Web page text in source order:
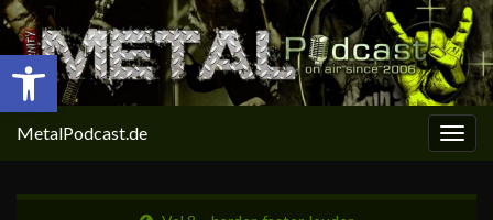
Open toolbar
MetalPodcast.de